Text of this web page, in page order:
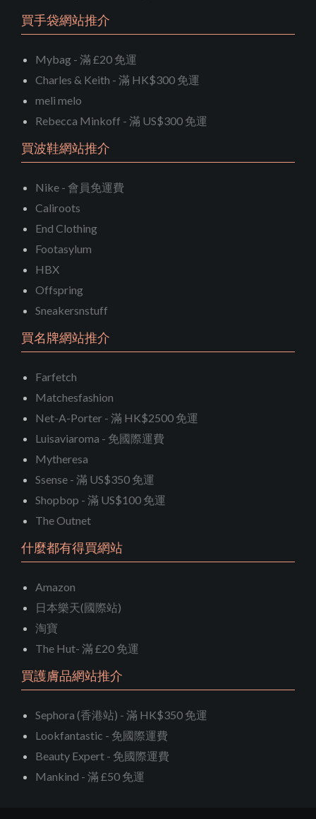
買手袋網站推介
Mybag - 滿 £20 免運
Charles & Keith - 滿 HK$300 免運
meli melo
Rebecca Minkoff - 滿 US$300 免運
買波鞋網站推介
Nike - 會員免運費
Caliroots
End Clothing
Footasylum
HBX
Offspring
Sneakersnstuff
買名牌網站推介
Farfetch
Matchesfashion
Net-A-Porter - 滿 HK$2500 免運
Luisaviaroma - 免國際運費
Mytheresa
Ssense - 滿 US$350 免運
Shopbop - 滿 US$100 免運
The Outnet
什麼都有得買網站
Amazon
日本樂天(國際站)
淘寶
The Hut- 滿 £20 免運
買護膚品網站推介
Sephora (香港站) - 滿 HK$350 免運
Lookfantastic - 免國際運費
Beauty Expert - 免國際運費
Mankind - 滿 £50 免運